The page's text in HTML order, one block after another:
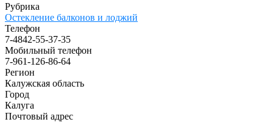
Рубрика
Остекление балконов и лоджий
Телефон
7-4842-55-37-35
Мобильный телефон
7-961-126-86-64
Регион
Калужская область
Город
Калуга
Почтовый адрес